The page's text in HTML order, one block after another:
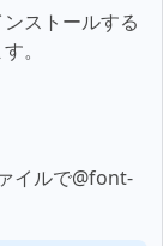
ストールする
。
イルで@font-